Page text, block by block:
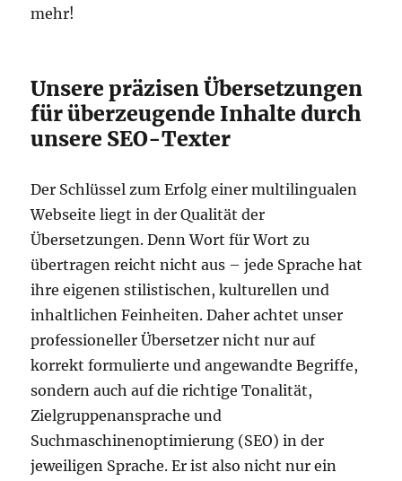
mehr!
Unsere präzisen Übersetzungen
für überzeugende Inhalte durch
unsere SEO-Texter
Der Schlüssel zum Erfolg einer multilingualen
Webseite liegt in der Qualität der
Übersetzungen. Denn Wort für Wort zu
übertragen reicht nicht aus – jede Sprache hat
ihre eigenen stilistischen, kulturellen und
inhaltlichen Feinheiten. Daher achtet unser
professioneller Übersetzer nicht nur auf
korrekt formulierte und angewandte Begriffe,
sondern auch auf die richtige Tonalität,
Zielgruppenansprache und
Suchmaschinenoptimierung (SEO) in der
jeweiligen Sprache. Er ist also nicht nur ein